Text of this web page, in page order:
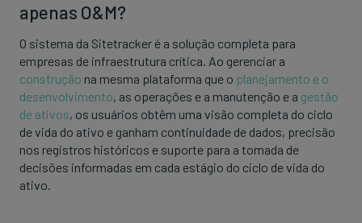
apenas O&M?
O sistema da Sitetracker é a solução completa para
empresas de infraestrutura crítica. Ao gerenciar a
construção na mesma plataforma que o planejamento e o
desenvolvimento, as operações e a manutenção e a gestão
de ativos, os usuários obtêm uma visão completa do ciclo
de vida do ativo e ganham continuidade de dados, precisão
nos registros históricos e suporte para a tomada de
decisões informadas em cada estágio do ciclo de vida do
ativo.